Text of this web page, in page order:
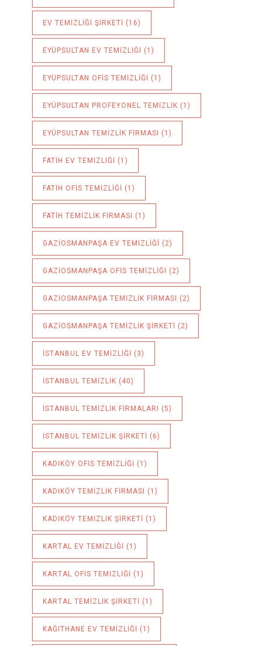
EV TEMIZLIĞI ŞIRKETI (16)
EYÜPSULTAN EV TEMIZLIĞI (1)
EYÜPSULTAN OFIS TEMIZLIĞI (1)
EYÜPSULTAN PROFEYONEL TEMIZLIK (1)
EYÜPSULTAN TEMIZLIK FIRMASI (1)
FATIH EV TEMIZLIĞI (1)
FATIH OFIS TEMIZLIĞI (1)
FATIH TEMIZLIK FIRMASI (1)
GAZIOSMANPAŞA EV TEMIZLIĞI (2)
GAZIOSMANPAŞA OFIS TEMIZLIĞI (2)
GAZIOSMANPAŞA TEMIZLIK FIRMASI (2)
GAZIOSMANPAŞA TEMIZLIK ŞIRKETI (2)
ISTANBUL EV TEMIZLIĞI (3)
ISTANBUL TEMIZLIK (40)
ISTANBUL TEMIZLIK FIRMALARI (5)
ISTANBUL TEMIZLIK ŞIRKETI (6)
KADIKÖY OFIS TEMIZLIĞI (1)
KADIKÖY TEMIZLIK FIRMASI (1)
KADIKÖY TEMIZLIK ŞIRKETI (1)
KARTAL EV TEMIZLIĞI (1)
KARTAL OFIS TEMIZLIĞI (1)
KARTAL TEMIZLIK ŞIRKETI (1)
KAĞITHANE EV TEMIZLIĞI (1)